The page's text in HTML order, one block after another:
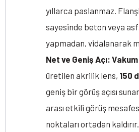
yıllarca paslanmaz.
sayesinde beton veya
yapmadan, vidalanarak
Net ve Geniş Açı:
üretilen akrilik lens, 150
geniş bir görüş açısı
arası etkili görüş
noktaları ortadan kaldırır.